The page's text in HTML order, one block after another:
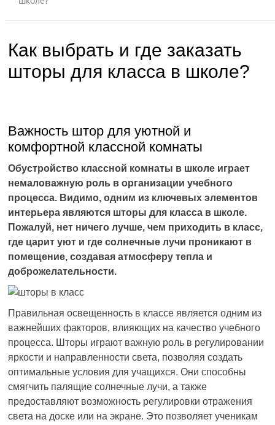
Как выбрать и где заказать
шторы для класса в школе?
Важность штор для уютной и
комфортной классной комнаты
Обустройство классной комнаты в школе играет
немаловажную роль в организации учебного
процесса. Видимо, одним из ключевых элементов
интерьера являются шторы для класса в школе.
Пожалуй, нет ничего лучше, чем приходить в класс,
где царит уют и где солнечные лучи проникают в
помещение, создавая атмосферу тепла и
доброжелательности.
Правильная освещенность в классе является одним из
важнейших факторов, влияющих на качество учебного
процесса. Шторы играют важную роль в регулировании
яркости и направленности света, позволяя создать
оптимальные условия для учащихся. Они способны
смягчить палящие солнечные лучи, а также
предоставляют возможность регулировки отражения
света на доске или на экране. Это позволяет ученикам